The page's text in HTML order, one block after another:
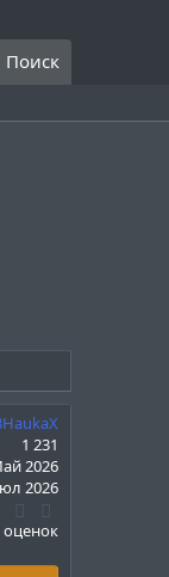
Поиск
1 231
2026
2026
0
0
оценок